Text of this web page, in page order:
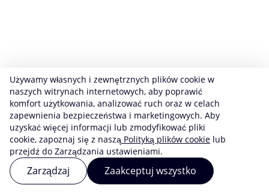
Używamy własnych i zewnętrznych plików cookie w
naszych witrynach internetowych, aby poprawić
komfort użytkowania, analizować ruch oraz w celach
zapewnienia bezpieczeństwa i marketingowych. Aby
uzyskać więcej informacji lub zmodyfikować pliki
cookie, zapoznaj się z naszą Polityką plików cookie lub
przejdź do Zarządzania ustawieniami.
Zarządzaj Zaakceptuj wszystko